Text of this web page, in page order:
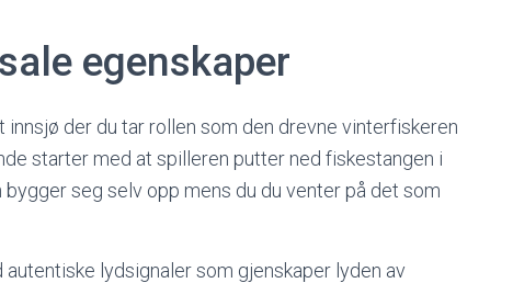
egenskaper
der du tar rollen som den drevne vinterfiskeren
starter med at spilleren putter ned fiskestangen i
seg selv opp mens du du venter på det som
lydsignaler som gjenskaper lyden av